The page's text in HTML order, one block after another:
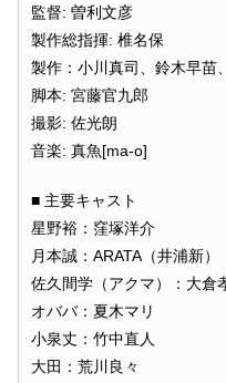
監督: 曽利文彦
製作総指揮: 椎名保
製作：小川真司、鈴木早苗
脚本: 宮藤官九郎
撮影: 佐光朗
音楽: 真魚[ma-o]
■ 主要キャスト
星野裕：窪塚洋介
月本誠：ARATA（井浦新）
佐久間学（アクマ）：大倉
オババ：夏木マリ
小泉丈：竹中直人
大田：荒川良々